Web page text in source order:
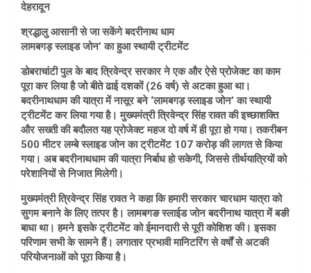
देहरादून
श्रद्धालु आसानी से जा सकेंगे बदरीनाथ धाम
लामबगड़ स्लाइड जोन’ का हुआ स्थायी ट्रीटमेंट
डोबराचांटी पुल के बाद त्रिवेन्द्र सरकार ने एक और ऐसे प्रोजेक्ट का काम
पूरा कर लिया है जो बीते ढाई दशकों (26 वर्ष) से अटका हुआ था।
बदरीनाथधाम की यात्रा में नासूर बने ‘लामबगड़ स्लाइड जोन’ का स्थायी
ट्रीटमेंट कर लिया गया है। मुख्यमंत्री त्रिवेन्द्र सिंह रावत की इच्छाशक्ति
और सख्ती की बदौलत यह प्रोजेक्ट महज दो वर्ष में ही पूरा हो गया। तकरीबन
500 मीटर लम्बे स्लाइड जोन का ट्रीटमेंट 107 करोड़ की लागत से किया
गया। अब बदरीनाथधाम की यात्रा निर्बाध हो सकेगी, जिससे तीर्थयात्रियों को
परेशानियों से निजात मिलेगी।
मुख्यमंत्री त्रिवेन्द्र सिंह रावत ने कहा कि हमारी सरकार चारधाम यात्रा को
सुगम बनाने के लिए तत्पर है। लामबगङ स्लाईड जोन बदरीनाथ यात्रा में बङी
बाधा था। हमने इसके ट्रीटमेंट को ईमानदारी से पूरी कोशिश की। इसका
परिणाम सभी के सामने हैं। लगातार प्रभावी मानिटरिंग से वर्षों से अटकी
परियोजनाओं को पूरा किया है।